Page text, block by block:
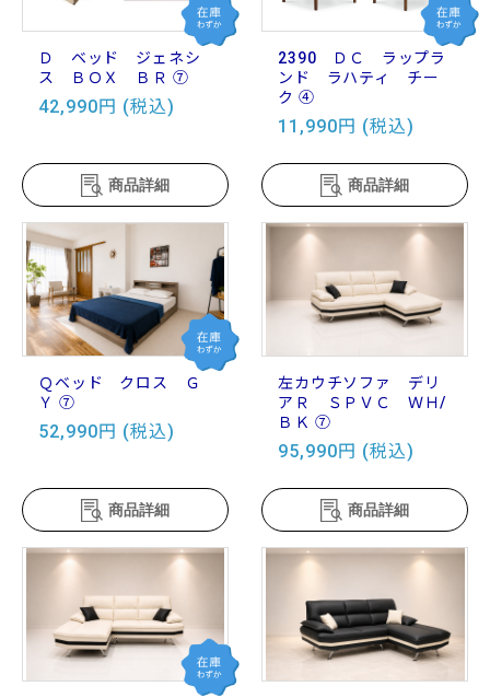
Ｄ ベッド ジェネシ
ス ＢＯＸ ＢＲ ⑦
42,990円 (税込)
商品詳細
2390 ＤＣ ラップラ
ンド ラハティ チー
ク ④
11,990円 (税込)
商品詳細
Ｑベッド クロス Ｇ
Ｙ ⑦
52,990円 (税込)
商品詳細
左カウチソファ デリ
アＲ ＳＰＶＣ ＷＨ/
ＢＫ ⑦
95,990円 (税込)
商品詳細